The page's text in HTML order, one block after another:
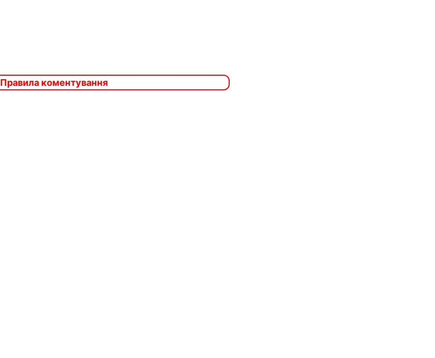
Правила коментування